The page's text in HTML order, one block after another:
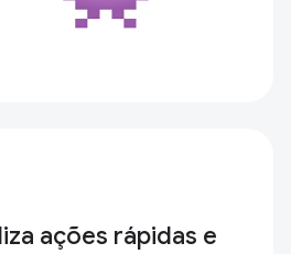
ações rápidas e